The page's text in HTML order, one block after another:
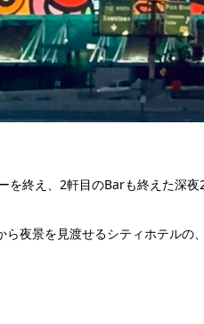
終え、2軒目のBarも終えた深夜
夜景を見渡せるシティホテルの